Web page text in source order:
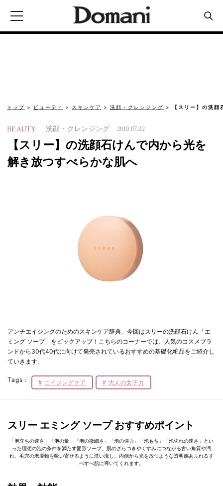
トップ ビューティ スキンケア 洗顔・クレンジング 【スリー】の洗
BEAUTY 洗顔・クレンジング 2019.07.22
【スリー】の洗顔石けんで内から光を
解き放つすべらかな肌へ
アンチエイジングのためのスキンケア辞典、今回はスリーの洗顔石けん「エ
ミング ソープ」をピックアップ！こちらのコーナーでは、人気のコスメブラ
ンドから30代40代に向けて発売されているおすすめの基礎化粧品をご紹介し
ていきます。
Tags： エイジングケア 大人の女子力
スリー エミング ソープ おすすめポイント
「泡立ちの速さ」「泡の量」「泡の微細さ」「泡の弾力」「泡もち」「泡切れの速さ」とい
った理想の泡の条件を満たす固形ソープ。肌のざらつきやくすみにつながる古い角質や汚
れ、毛穴の老廃物を吸い寄せるように洗い流し、内側から光を放つような透明感あふれるす
べすべ肌に導いてくれます。